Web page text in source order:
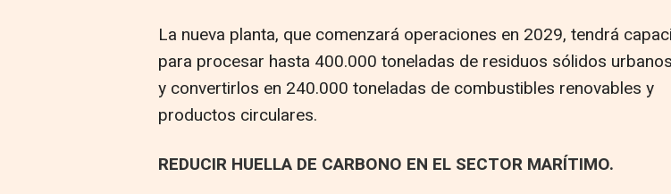
La nueva planta, que comenzará operaciones en 2029, tendrá
para procesar hasta 400.000 toneladas de residuos sólidos
y convertirlos en 240.000 toneladas de combustibles renovables y
productos circulares.
REDUCIR HUELLA DE CARBONO EN EL SECTOR MARÍTIMO.